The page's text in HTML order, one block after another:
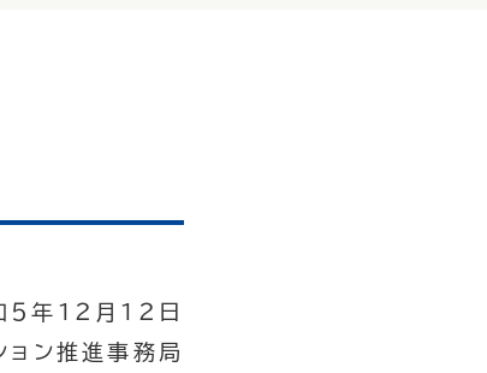
年１２月１２日
ョン推進事務局